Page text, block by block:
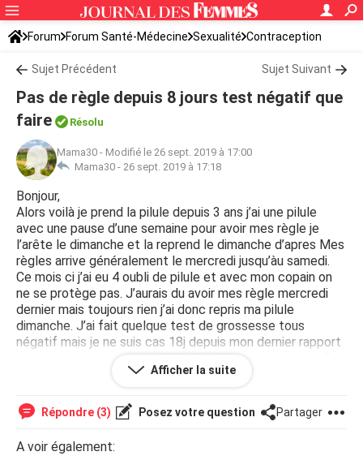
Forum Forum Santé-Médecine Sexualité Contraception
Sujet Précédent Sujet Suivant
Pas de règle depuis 8 jours test négatif que
faire
Résolu
Mama30 - Modifié le 26 sept. 2019 à 17:00
Mama30 - 26 sept. 2019 à 17:18
Bonjour,
Alors voilà je prend la pilule depuis 3 ans j’ai une pilule
avec une pause d’une semaine pour avoir mes règle je
l’arête le dimanche et la reprend le dimanche d’apres Mes
règles arrive généralement le mercredi jusqu’àu samedi.
Ce mois ci j’ai eu 4 oubli de pilule et avec mon copain on
ne se protège pas. J’aurais du avoir mes règle mercredi
dernier mais toujours rien j’ai donc repris ma pilule
dimanche. J’ai fait quelque test de grossesse tous
négatif mais je ne suis cas 18j depuis mon dernier rapport
non protegé et avec un oublie de pilule ce jour même. Est
ce possible d’être enceinte même si hier j’ai fait un test
pilule j’ai toujours eu mes règle desfois j’ai 1 jours de
retard mais pas plus je suis assez bien règle.
Afficher la suite
Répondre (3) Posez votre question Partager
A voir également: